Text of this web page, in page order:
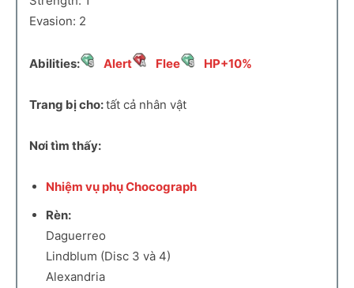
Evasion: 2
Abilities: Alert Flee HP+10%
Trang bị cho:tất cả nhân vật
Nơi tìm thấy:
Nhiệm vụ phụ Chocograph
Rèn:
Daguerreo
Lindblum (Disc 3 và 4)
Alexandria